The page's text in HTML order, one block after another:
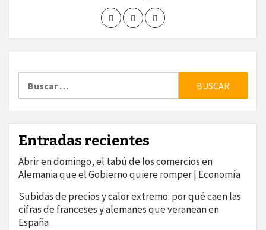
Entradas recientes
Abrir en domingo, el tabú de los comercios en
Alemania que el Gobierno quiere romper | Economía
Subidas de precios y calor extremo: por qué caen las
cifras de franceses y alemanes que veranean en
España